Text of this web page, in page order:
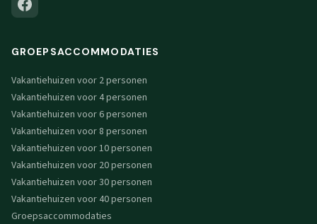
GROEPSACCOMMODATIES
Vakantiehuizen voor 2 personen
Vakantiehuizen voor 4 personen
Vakantiehuizen voor 6 personen
Vakantiehuizen voor 8 personen
Vakantiehuizen voor 10 personen
Vakantiehuizen voor 20 personen
Vakantiehuizen voor 30 personen
Vakantiehuizen voor 40 personen
Groepsaccommodaties